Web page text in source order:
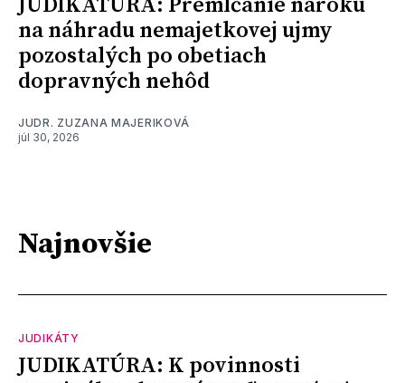
na náhradu nemajetkovej ujmy
pozostalých po obetiach
dopravných nehôd
JUDR. ZUZANA MAJERIKOVÁ
júl 30, 2026
Najnovšie
JUDIKÁTY
JUDIKATÚRA: K povinnosti